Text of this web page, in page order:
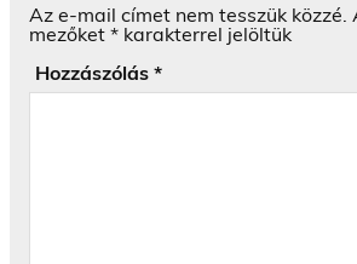
Az e-mail címet nem tesszük közzé.
mezőket * karakterrel jelöltük
Hozzászólás *